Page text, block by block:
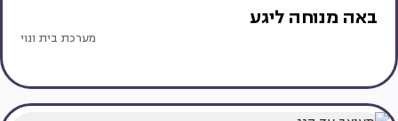
באה מנוחה ליגע
מערכת בית ונוי